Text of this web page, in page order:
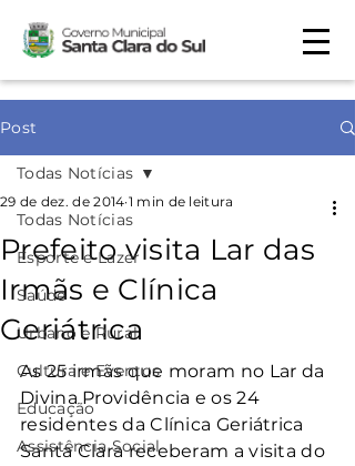
Post
Todas Notícias
Esporte e Lazer
Saúde
Urbano e Rural
Cultura e Eventos
Educação
Assistência Social
Todas Notícias
Prefeito visita Lar das
Irmãs e Clínica
Geriátrica
29 de dez. de 2014 1 min de leitura
As 25 irmãs que moram no Lar da
Divina Providência e os 24
residentes da Clínica Geriátrica
Santa Clara receberam a visita do